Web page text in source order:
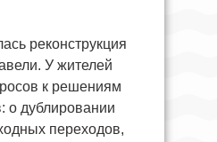
реконструкция
У жителей
к решениям
о дублировании
переходов,